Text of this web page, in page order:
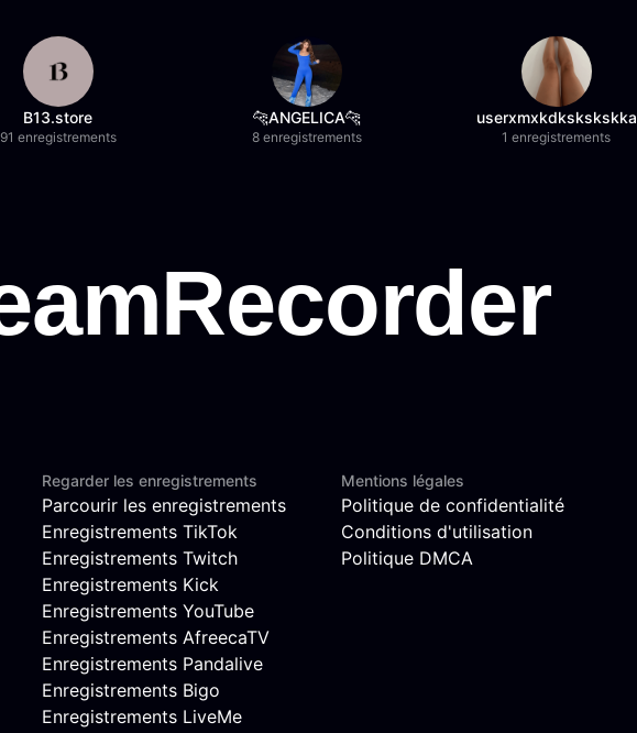
B13.store
91 enregistrements
🐆ANGELICA🐆
8 enregistrements
userxmxkdkskskskka
1 enregistrements
Regarder les enregistrements
Parcourir les enregistrements
Enregistrements TikTok
Enregistrements Twitch
Enregistrements Kick
Enregistrements YouTube
Enregistrements AfreecaTV
Enregistrements Pandalive
Enregistrements Bigo
Enregistrements LiveMe
Mentions légales
Politique de confidentialité
Conditions d'utilisation
Politique DMCA